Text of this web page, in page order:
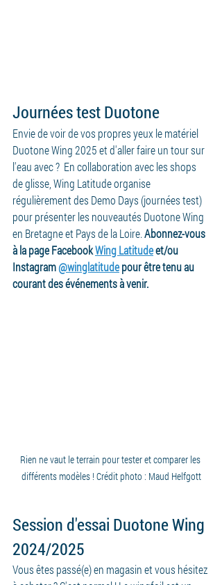
Journées test Duotone
Envie de voir de vos propres yeux le matériel
Duotone Wing 2025 et d'aller faire un tour sur
l'eau avec ?  En collaboration avec les shops
de glisse, Wing Latitude organise
régulièrement des Demo Days (journées test)
pour présenter les nouveautés Duotone Wing
en Bretagne et Pays de la Loire. Abonnez-vous
à la page Facebook Wing Latitude et/ou
Instagram @winglatitude pour être tenu au
courant des événements à venir.
Rien ne vaut le terrain pour tester et comparer les
différents modèles ! Crédit photo : Maud Helfgott
Session d'essai Duotone Wing
2024/2025
Vous êtes passé(e) en magasin et vous hésitez